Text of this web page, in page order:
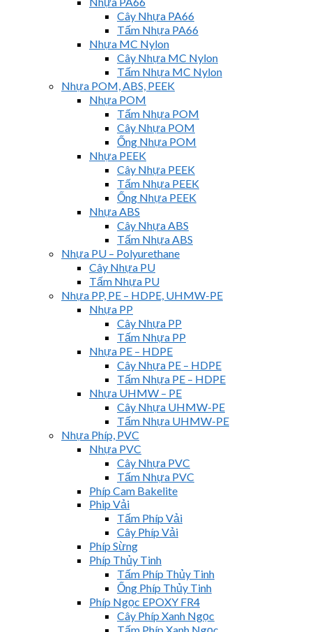
Cây Nhựa PA66
Tấm Nhựa PA66
Nhựa MC Nylon
Cây Nhựa MC Nylon
Tấm Nhựa MC Nylon
Nhựa POM, ABS, PEEK
Nhựa POM
Tấm Nhựa POM
Cây Nhựa POM
Ống Nhựa POM
Nhựa PEEK
Cây Nhựa PEEK
Tấm Nhựa PEEK
Ống Nhựa PEEK
Nhựa ABS
Cây Nhựa ABS
Tấm Nhựa ABS
Nhựa PU – Polyurethane
Cây Nhựa PU
Tấm Nhựa PU
Nhựa PP, PE – HDPE, UHMW-PE
Nhựa PP
Cây Nhựa PP
Tấm Nhựa PP
Nhựa PE – HDPE
Cây Nhựa PE – HDPE
Tấm Nhựa PE – HDPE
Nhựa UHMW – PE
Cây Nhựa UHMW-PE
Tấm Nhựa UHMW-PE
Nhựa Phíp, PVC
Nhựa PVC
Cây Nhựa PVC
Tấm Nhựa PVC
Phíp Cam Bakelite
Phip Vải
Tấm Phíp Vải
Cây Phíp Vải
Phíp Sừng
Phíp Thủy Tinh
Tấm Phíp Thủy Tinh
Ống Phíp Thủy Tinh
Phíp Ngọc EPOXY FR4
Cây Phíp Xanh Ngọc